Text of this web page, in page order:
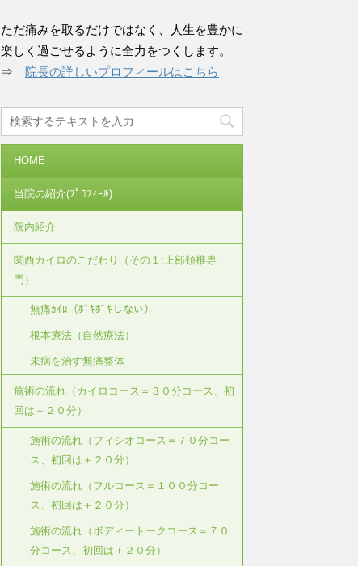
ただ痛みを取るだけではなく、人生を豊かに
楽しく過ごせるように全力をつくします。
⇒ 院長の詳しいプロフィールはこちら
HOME
当院の紹介(ﾌﾟﾛﾌｨｰﾙ)
院内紹介
関西カイロのこだわり（その１:上部頚椎専
門）
無痛ｶｲﾛ（ﾎﾞｷﾎﾞｷしない）
根本療法（自然療法）
未病を治す無痛整体
施術の流れ（カイロコース＝３０分コース、初
回は＋２０分）
施術の流れ（フィシオコース＝７０分コー
ス、初回は＋２０分）
施術の流れ（フルコース＝１００分コー
ス、初回は＋２０分）
施術の流れ（ボディートークコース＝７０
分コース、初回は＋２０分）